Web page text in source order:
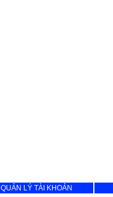
QUẢN LÝ TÀI KHOẢN